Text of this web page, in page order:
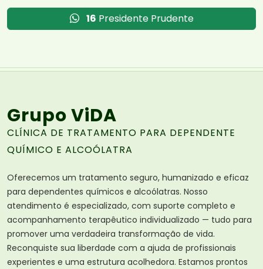
16 Presidente Prudente
Grupo ViDA
CLÍNICA DE TRATAMENTO PARA DEPENDENTE
QUÍMICO E ALCOÓLATRA
Oferecemos um tratamento seguro, humanizado e eficaz
para dependentes químicos e alcoólatras. Nosso
atendimento é especializado, com suporte completo e
acompanhamento terapêutico individualizado — tudo para
promover uma verdadeira transformação de vida.
Reconquiste sua liberdade com a ajuda de profissionais
experientes e uma estrutura acolhedora. Estamos prontos